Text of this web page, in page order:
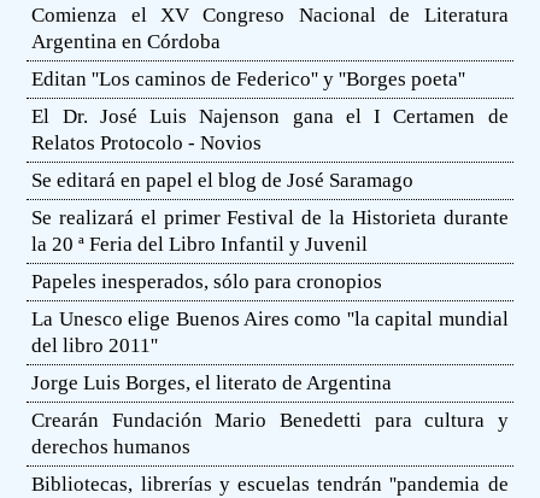
Comienza el XV Congreso Nacional de Literatura
Argentina en Córdoba
Editan ''Los caminos de Federico'' y ''Borges poeta''
El Dr. José Luis Najenson gana el I Certamen de
Relatos Protocolo - Novios
Se editará en papel el blog de José Saramago
Se realizará el primer Festival de la Historieta durante
la 20 ª Feria del Libro Infantil y Juvenil
Papeles inesperados, sólo para cronopios
La Unesco elige Buenos Aires como ''la capital mundial
del libro 2011''
Jorge Luis Borges, el literato de Argentina
Crearán Fundación Mario Benedetti para cultura y
derechos humanos
Bibliotecas, librerías y escuelas tendrán ''pandemia de